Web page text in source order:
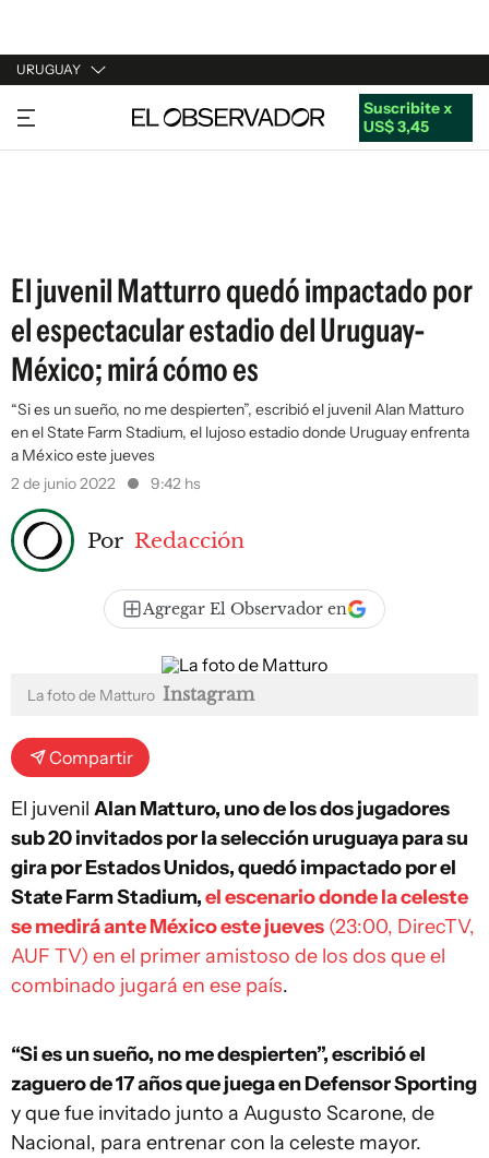
URUGUAY
URUGUAY
ARGENTINA
Suscribite x
US$ 3,45
El juvenil Matturro quedó impactado por
el espectacular estadio del Uruguay-
México; mirá cómo es
“Si es un sueño, no me despierten”, escribió el juvenil Alan Matturo
en el State Farm Stadium, el lujoso estadio donde Uruguay enfrenta
a México este jueves
2 de junio 2022
9:42 hs
Por Redacción
Agregar El Observador en
La foto de Matturo Instagram
Compartir
El juvenil Alan Matturo, uno de los dos jugadores
sub 20 invitados por la selección uruguaya para su
gira por Estados Unidos, quedó impactado por el
State Farm Stadium,el escenario donde la celeste
se medirá ante México este jueves (23:00, DirecTV,
AUF TV) en el primer amistoso de los dos que el
combinado jugará en ese país.
“Si es un sueño, no me despierten”, escribió el
zaguero de 17 años que juega en Defensor Sporting
y que fue invitado junto a Augusto Scarone, de
Nacional, para entrenar con la celeste mayor.